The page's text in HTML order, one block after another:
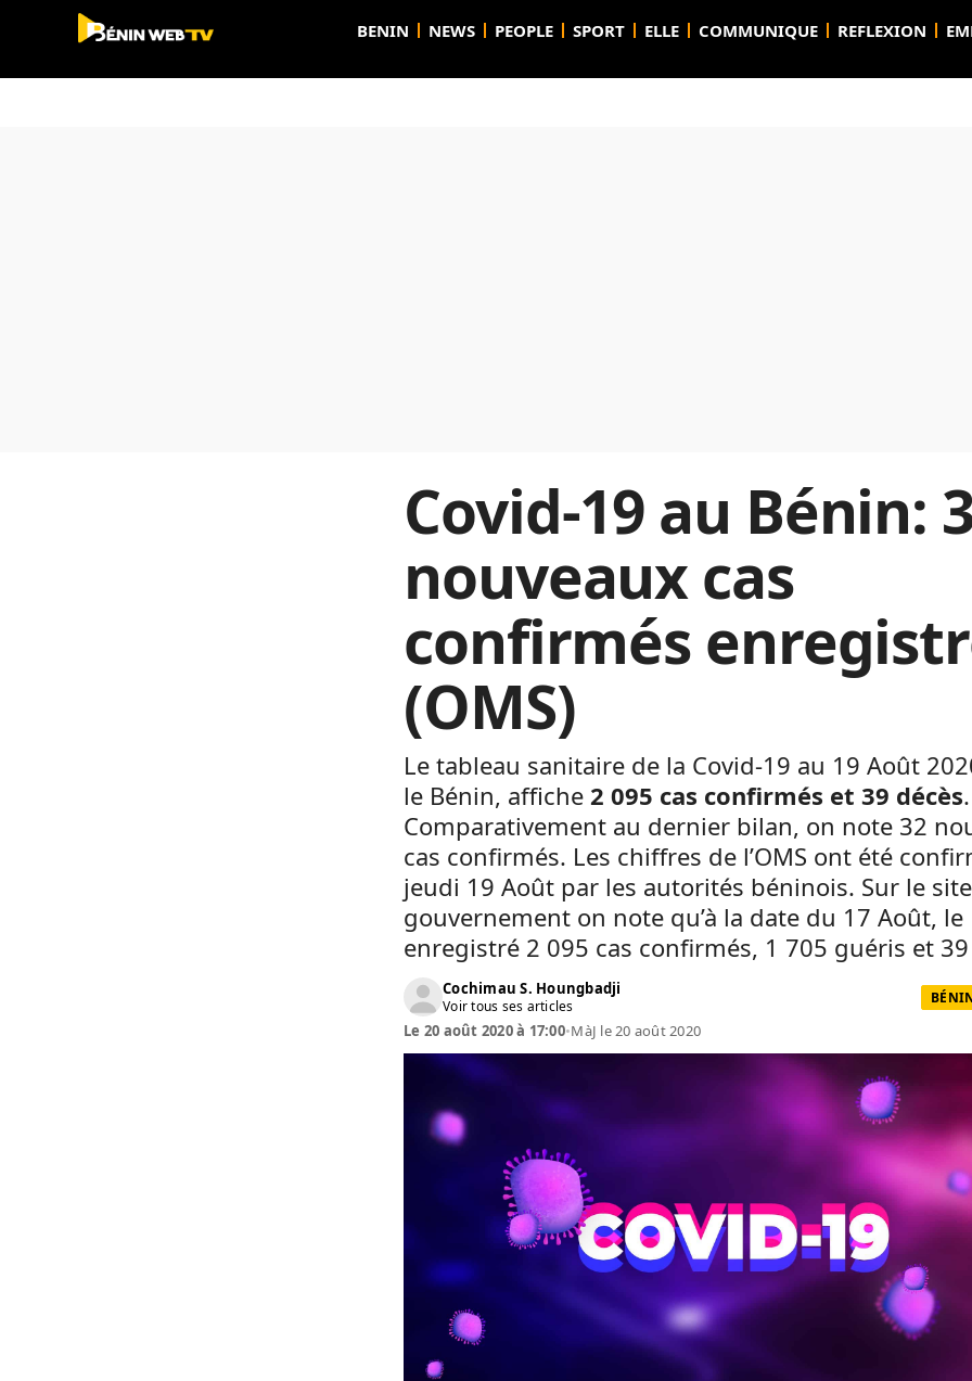
BENIN NEWS PEOPLE SPORT ELLE COMMUNIQUE REFLEXION
Covid-19 au Bénin:
nouveaux cas
confirmés
(OMS)
Le tableau sanitaire de la Covid-19 au 19 Août
le Bénin, affiche 2 095 cas confirmés et 39 décès.
Comparativement au dernier bilan, on note 32
cas confirmés. Les chiffres de l’OMS ont été
jeudi 19 Août par les autorités béninois. Sur le
gouvernement on note qu’à la date du 17 Août, le
enregistré 2 095 cas confirmés, 1 705 guéris et
Cochimau S. Houngbadji
Voir tous ses articles
Le 20 août 2020 à 17:00•MàJ le 20 août 2020